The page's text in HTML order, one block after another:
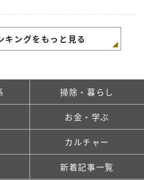
キングをもっと見る
掃除・暮らし
お金・学ぶ
カルチャー
新着記事一覧